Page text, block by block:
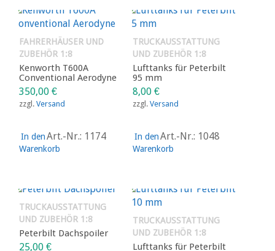
FAHRERHÄUSER UND
ZUBEHÖR 1:8
Kenworth T600A
Conventional Aerodyne
350,00 €
zzgl. Versand
In den
Warenkorb
Art.-Nr.: 1174
TRUCKAUSSTATTUNG
UND ZUBEHÖR 1:8
Lufttanks für Peterbilt
95 mm
8,00€
zzgl.Versand
In den
Warenkorb
Art.-Nr.: 1048
TRUCKAUSSTATTUNG
UND ZUBEHÖR 1:8
Peterbilt Dachspoiler
25,00 €
TRUCKAUSSTATTUNG
UND ZUBEHÖR 1:8
Lufttanks für Peterbilt